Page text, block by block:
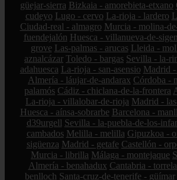
güejar-sierra Bizkaia - amorebieta-etxano
cudeyo Lugo - cervo La-rioja - lardero
Ciudad-real - almagro Murcia - molina-
fuendejalón Huesca - villanueva-de-
grove Las-palmas - arucas Lleida -
aznalcázar Toledo - bargas Sevilla - la-
adahuesca La-rioja - san-asensio Madrid -
Almería - láujar-de-andarax Córdoba -
palamós Cádiz - chiclana-de-la-frontera
La-rioja - villalobar-de-rioja Madrid -
Huesca - aínsa-sobrarbe Barcelona -
d39urgell Sevilla - la-puebla-de-los-
cambados Melilla - melilla Gipuzkoa -
sigüenza Madrid - getafe Castellón -
Murcia - librilla Málaga - montejaque
Almería - benahadux Cantabria -
benlloch Santa-cruz-de-tenerife - güímar